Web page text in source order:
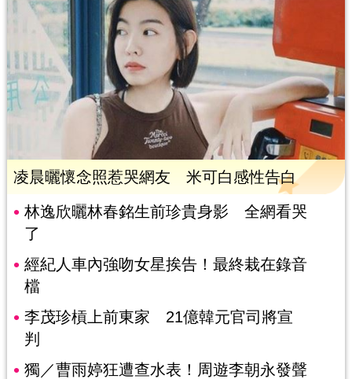
凌晨曬懷念照惹哭網友 米可白感性告白
林逸欣曬林春銘生前珍貴身影 全網看哭
了
經紀人車內強吻女星挨告！最終栽在錄音
檔
李茂珍槓上前東家 21億韓元官司將宣
判
獨／曹雨婷狂遭查水表！周遊李朝永發聲